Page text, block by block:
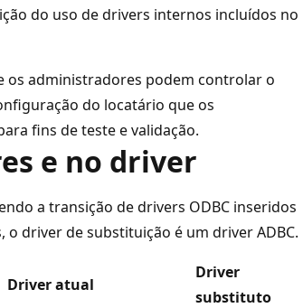
do uso de drivers internos incluídos no
os administradores podem controlar o
do locatário que os
fins de teste e validação.
e no driver
a transição de drivers ODBC inseridos
driver de substituição é um driver ADBC.
Driver atual
Driver
substituto